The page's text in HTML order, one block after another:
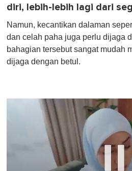
diri, lebih-lebih lagi dari
Namun, kecantikan dalaman
dan celah paha juga perlu dijaga
bahagian tersebut sangat mudah
dijaga dengan betul.